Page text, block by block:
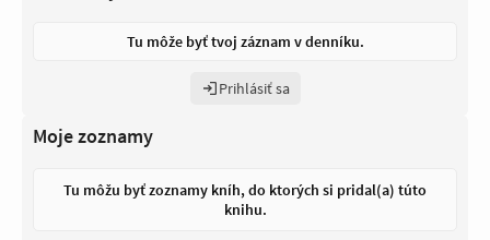
Tu môže byť tvoj záznam v denníku.
Prihlásiť sa
Moje zoznamy
Tu môžu byť zoznamy kníh, do ktorých si pridal(a) túto
knihu.